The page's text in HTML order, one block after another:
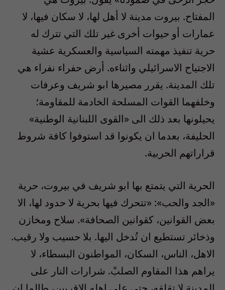
المفتاح. بيروت مدينة لا أهل لها، لا سكان فيها، لا
عمارات أو حيوات أخرى غير تلك التي تترك له
حرية تنفيذ مهمته السياسية والعسكرية عشية
الاجتياح الاسرائيلي واثناءه. أرض حفراء نفراء هي
تلك المدينة. يقرر مصيرها ابو شريف وعرفات
وخلفهما القوات المسلحة الخادمة للمقاومة؛
يحيلونها بعد ذلك الى «القوى اللبنانية الوطنية»
الحليفة، بعدما ان يكونوا قد استوفوا كافة شروط
قراراتهم الحربية.
الحرية التي يتمتع بها ابو شريف في بيروت، حرية
«الجد والحب»: «تتحرك فيها بحرية لا حدود لها، الا
بعض القوانين، كقوانين الصحافة». سلاح ومخازن
وذخائر تستطيع ان تُدخل اليها. بلا حسيب ولا رقيب.
الاهل، الناس، السكان، المواطنون البسطاء، لا
يراهم هذا المقاوم الصلبْ. شرارات النار على